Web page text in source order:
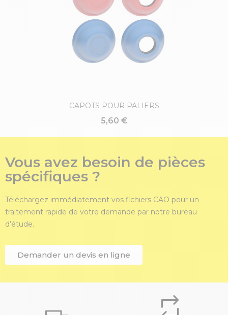
CAPOTS POUR PALIERS
5,60 €
Vous avez besoin de pièces
spécifiques ?
Téléchargez immédiatement vos fichiers CAO pour un
traitement rapide de votre demande par notre bureau
d’étude.
Demander un devis en ligne